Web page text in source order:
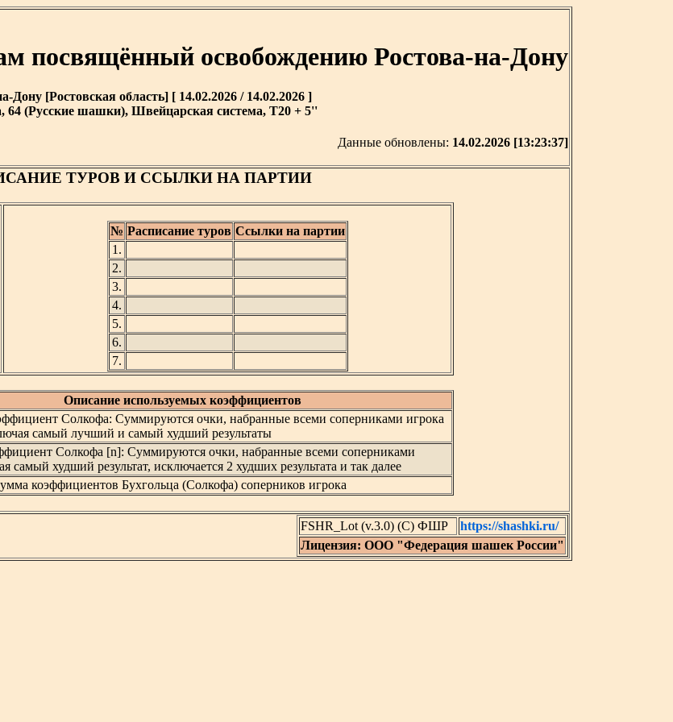
посвящённый освобождению Ростова-на-Дону
Дону [Ростовская область] [ 14.02.2026 / 14.02.2026 ]
64 (Русские шашки), Швейцарская система, T20 + 5''
Данные обновлены: 14.02.2026 [13:23:37]
ТУРОВ И ССЫЛКИ НА ПАРТИИ
№ Расписание туров Ссылки на партии
1.
2.
3.
4.
5.
6.
7.
Описание используемых коэффициентов
Солкофа: Суммируются очки, набранные всеми соперниками игрока
самый лучший и самый худший результаты
Солкофа [n]: Суммируются очки, набранные всеми соперниками
самый худший результат, исключается 2 худших результата и так далее
коэффициентов Бухгольца (Солкофа) соперников игрока
FSHR_Lot (v.3.0) (C) ФШР
https://shashki.ru/
Лицензия: ООО "Федерация шашек России"